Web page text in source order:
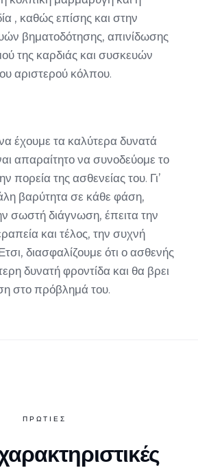
, καθώς επίσης και στην
βηματοδότησης, απινίδωσης
της καρδιάς και συσκευών
αριστερού κόλπου.
έχουμε τα καλύτερα δυνατά
απαραίτητο να συνοδεύομε το
πορεία της ασθενείας του. Γι’
βαρύτητα σε κάθε φάση,
σωστή διάγνωση, έπειτα την
και τέλος, την συχνή
διασφαλίζουμε ότι ο ασθενής
δυνατή φροντίδα και θα βρει
στο πρόβλημά του.
ΠΡΩΤΙΕΣ